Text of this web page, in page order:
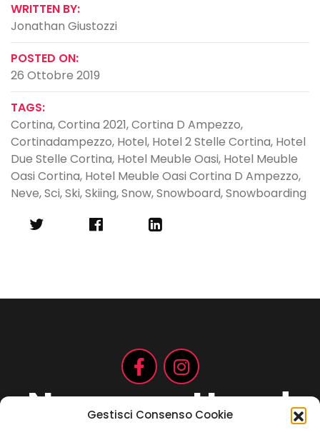
Gestisci Consenso Cookie
WRITTEN BY:
Jonathan Giustozzi
POSTED ON:
26 Ottobre 2019
TAGS:
Cortina,Cortina 2021,Cortina D Ampezzo,
Cortinadampezzo, Hotel, Hotel 2 Stelle Cortina, Hotel
Due Stelle Cortina, Hotel Meuble Oasi, Hotel Meuble
Oasi Cortina, Hotel Meuble Oasi Cortina D Ampezzo,
Neve,Sci,Ski,Skiing,Snow,Snowboard,Snowboarding
Non aspettare!